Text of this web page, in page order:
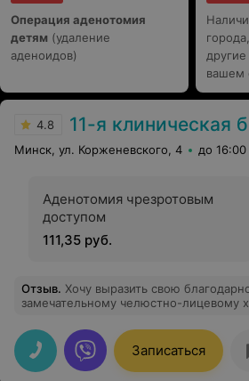
Операция аденотомия
детям (удаление
аденоидов)
вашем
4.8 11-я клиническая
Минск, ул. Корженевского, 4 до 16:00
Аденотомия чрезротовым
доступом
111,35 руб.
Отзыв. Хочу выразить свою
замечательному челюстно-лицевому
пациентам,понимание,знание своего
бы таких врачей.18.08 попала с
железе. Удаление прошло
высокому уровню мастерства и
Записаться